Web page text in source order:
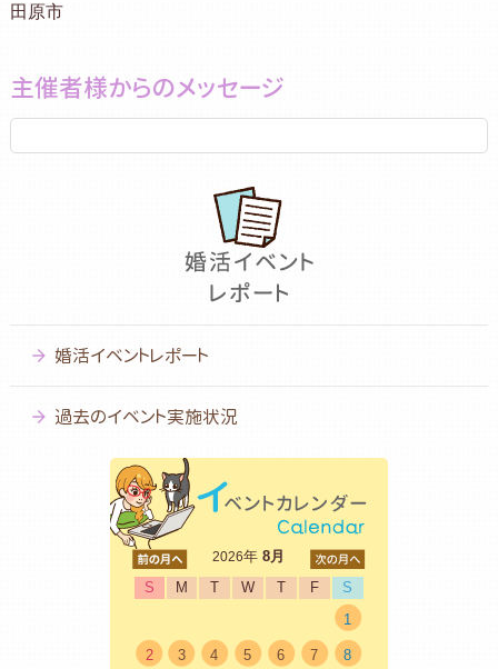
田原市
主催者様からのメッセージ
婚活イベントレポート
過去のイベント実施状況
2026年8月
S
M T W T F
S
1
2 3 4 5 6 7 8